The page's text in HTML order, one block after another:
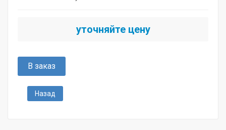
уточняйте цену
В заказ
Назад